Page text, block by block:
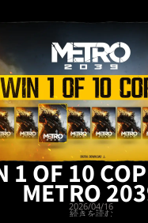
1 OF 10
METRO
2026/04/16
続きを読む